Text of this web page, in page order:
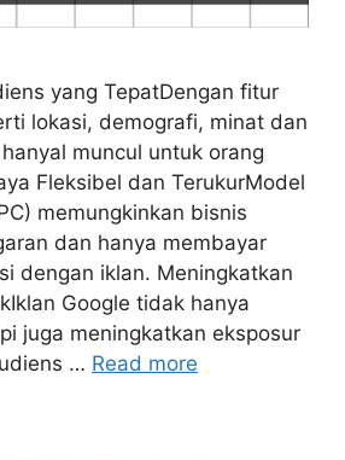
yang TepatDengan fitur
lokasi, demografi, minat dan
muncul untuk orang
Fleksibel dan TerukurModel
memungkinkan bisnis
dan hanya membayar
dengan iklan. Meningkatkan
Google tidak hanya
juga meningkatkan eksposur
… Read more